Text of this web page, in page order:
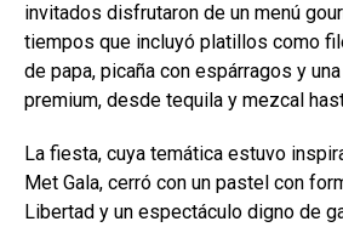
invitados disfrutaron de un menú
tiempos que incluyó platillos como
de papa, picaña con espárragos y
premium, desde tequila y mezcal
La fiesta, cuya temática estuvo
Met Gala, cerró con un pastel con
Libertad y un espectáculo digno de